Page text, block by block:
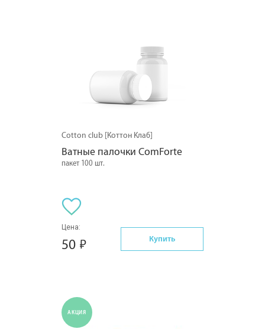
Cotton club [Коттон Клаб]
Ватные палочки ComForte
пакет 100 шт.
Цена:
50 Купить
АКЦИЯ